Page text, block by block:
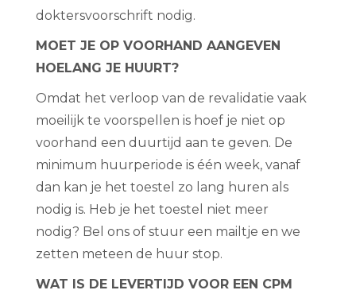
doktersvoorschrift nodig.
MOET JE OP VOORHAND AANGEVEN
HOELANG JE HUURT?
Omdat het verloop van de revalidatie vaak
moeilijk te voorspellen is hoef je niet op
voorhand een duurtijd aan te geven. De
minimum huurperiode is één week, vanaf
dan kan je het toestel zo lang huren als
nodig is. Heb je het toestel niet meer
nodig? Bel ons of stuur een mailtje en we
zetten meteen de huur stop.
WAT IS DE LEVERTIJD VOOR EEN CPM